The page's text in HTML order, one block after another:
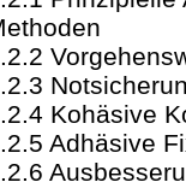
Kohäsive
Adhäsive